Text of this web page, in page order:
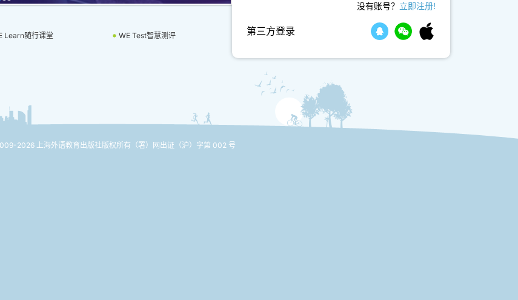
Learn随行课堂
WE Test智慧测评
没有账号？ 立即注册!
第三方登录
2026 上海外语教育出版社版权所有 （署）网出证（沪）字第 002 号